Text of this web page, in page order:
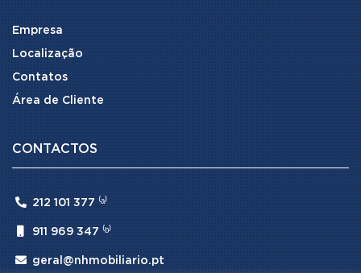
Empresa
Localização
Contatos
Área de Cliente
CONTACTOS
 212 101 377 ⁽ᵃ⁾
911 969 347 ⁽ᵇ⁾
 geral@nhmobiliario.pt